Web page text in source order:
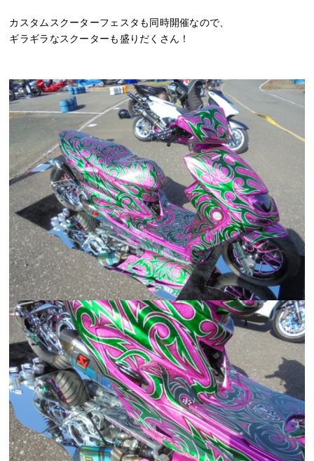
カスタムスクーターフェスタも同時開催なので、
ギラギラなスクーターも盛りだくさん！